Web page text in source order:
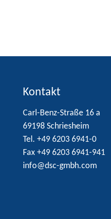
Kontakt
Carl-Benz-Straße 16 a
69198 Schriesheim
Tel. +49 6203 6941-0
Fax +49 6203 6941-941
info@dsc-gmbh.com